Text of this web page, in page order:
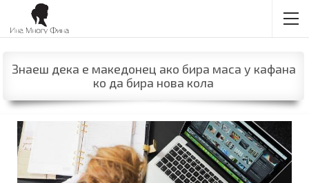
Знаеш дека е македонец ако бира маса у кафана
ко да бира нова кола